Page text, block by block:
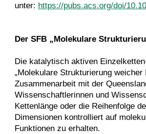
unter: https://pubs.acs.org/doi/
Der SFB „Molekulare
Die katalytisch aktiven
„Molekulare Strukturierung
Zusammenarbeit mit der
Wissenschaftlerinnen und
Kettenlänge oder die Reihenfolge
Dimensionen kontrolliert auf
Funktionen zu erhalten.